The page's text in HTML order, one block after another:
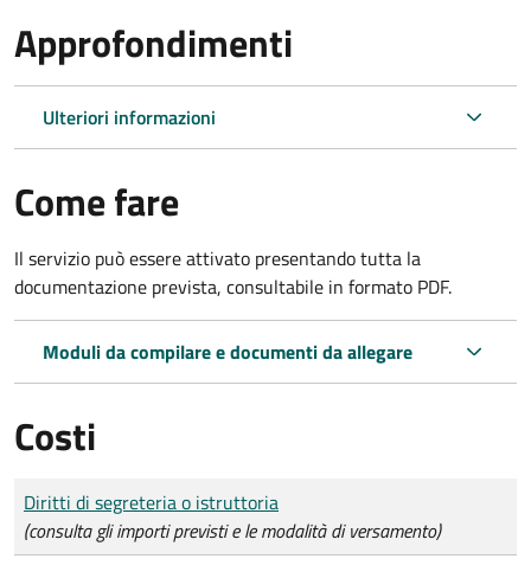
Approfondimenti
Ulteriori informazioni
Come fare
Il servizio può essere attivato presentando tutta la
documentazione prevista, consultabile in formato PDF.
Moduli da compilare e documenti da allegare
Costi
Tipo di pagamento
Importo
Diritti di segreteria o istruttoria
(consulta gli importi previsti e le modalità di versamento)